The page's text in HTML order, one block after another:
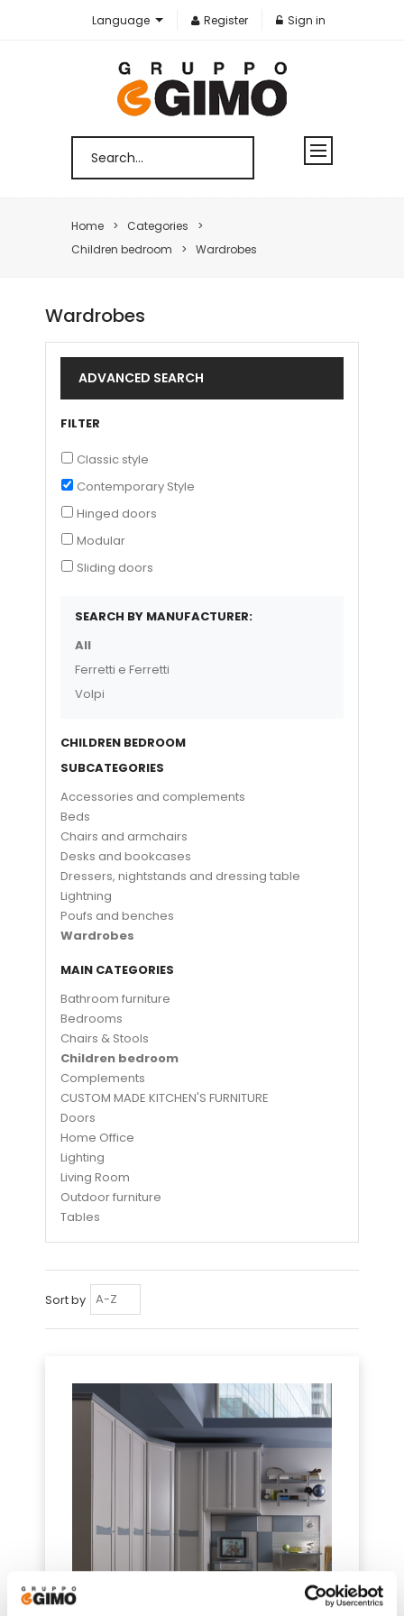
Language Register Sign in
Home
Categories
Children bedroom
Wardrobes
Wardrobes
ADVANCED SEARCH
FILTER
Classic style
Contemporary Style
Hinged doors
Modular
Sliding doors
SEARCH BY MANUFACTURER:
All
Ferretti e Ferretti
Volpi
CHILDREN BEDROOM
SUBCATEGORIES
Accessories and complements
Beds
Chairs and armchairs
Desks and bookcases
Dressers, nightstands and dressing table
Lightning
Poufs and benches
Wardrobes
MAIN CATEGORIES
Bathroom furniture
Bedrooms
Chairs & Stools
Children bedroom
Complements
CUSTOM MADE KITCHEN'S FURNITURE
Doors
Home Office
Lighting
Living Room
Outdoor furniture
Tables
Sort by